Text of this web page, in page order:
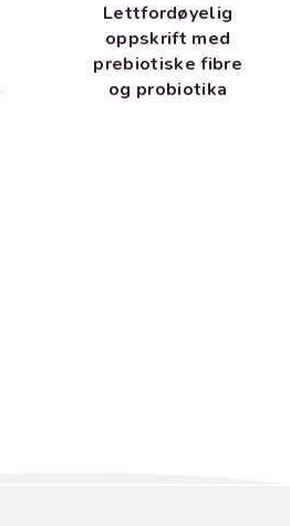
Lettfordøyelig
oppskrift med
prebiotiske fibre
og probiotika